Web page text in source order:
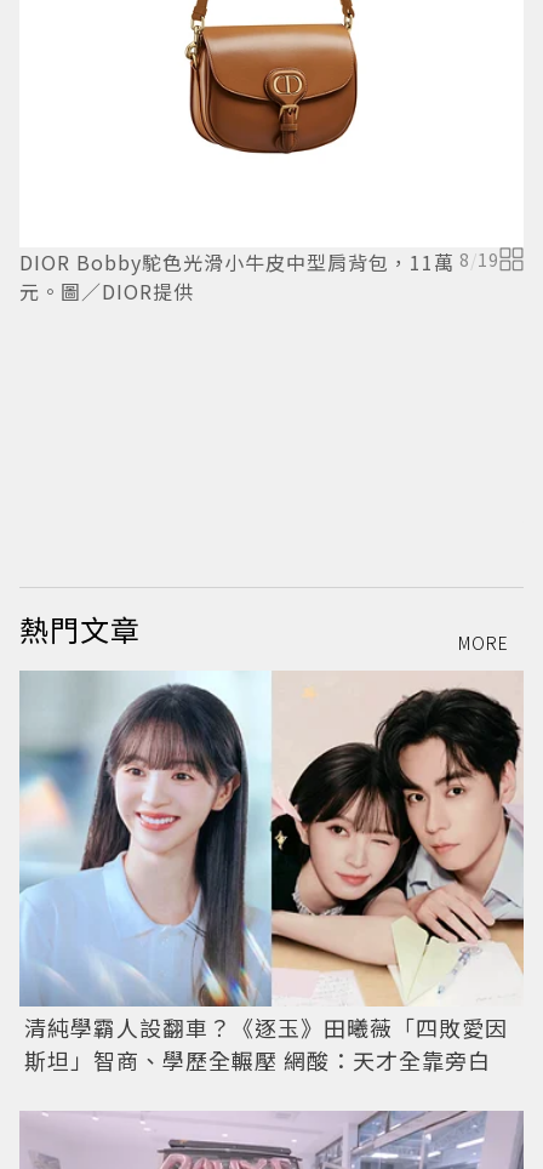
DIOR Bobby駝色光滑小牛皮中型肩背包，11萬
元。圖／DIOR提供
8/19
熱門文章 MORE
清純學霸人設翻車？《逐玉》田曦薇「四敗愛因
斯坦」智商、學歷全輾壓 網酸：天才全靠旁白